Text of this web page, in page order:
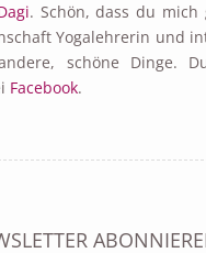
. Schön, dass du mich
Yogalehrerin und
schöne Dinge.
Facebook.